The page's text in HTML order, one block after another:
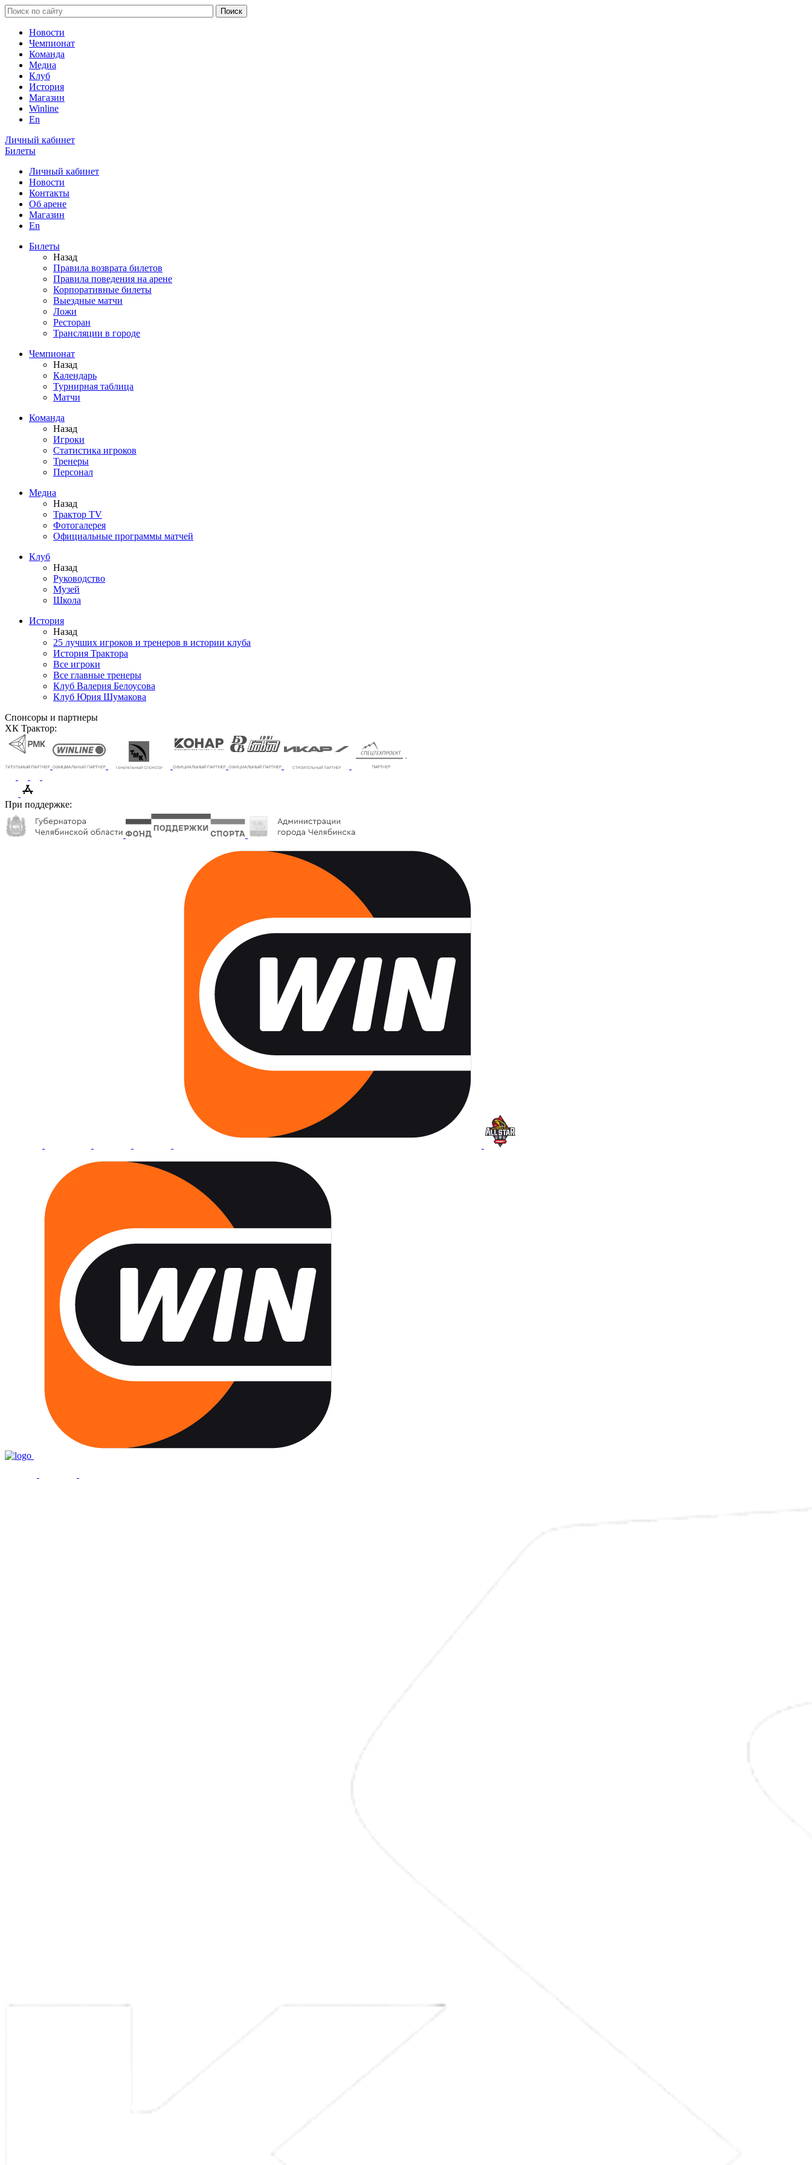
Новости
Чемпионат
Команда
Медиа
Клуб
История
Магазин
Winline
En
Личный кабинет
Билеты
Личный кабинет
Новости
Контакты
Об арене
Магазин
En
Билеты
Назад
Правила возврата билетов
Правила поведения на арене
Корпоративные билеты
Выездные матчи
Ложи
Ресторан
Трансляции в городе
Чемпионат
Назад
Календарь
Турнирная таблица
Матчи
Команда
Назад
Игроки
Статистика игроков
Тренеры
Персонал
Медиа
Назад
Трактор TV
Фотогалерея
Официальные программы матчей
Клуб
Назад
Руководство
Музей
Школа
История
Назад
25 лучших игроков и тренеров в истории клуба
История Трактора
Все игроки
Все главные тренеры
Клуб Валерия Белоусова
Клуб Юрия Шумакова
Спонсоры и партнеры
ХК Трактор:
При поддержке: